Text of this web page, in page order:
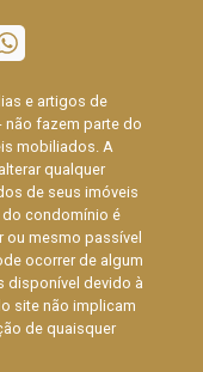
e artigos de
não fazem parte do
mobiliados. A
qualquer
de seus imóveis
do condomínio é
ou mesmo passível
ocorrer de algum
disponível devido à
site não implicam
de quaisquer